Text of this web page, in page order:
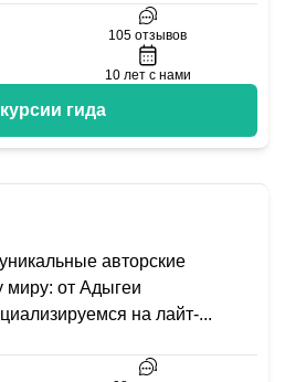
105 отзывов
10 лет с нами
гида
авторские
миру: от Адыгеи
на лайт-...